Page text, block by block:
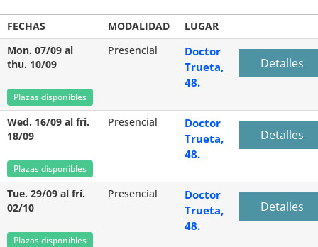
FECHAS MODALIDAD
LUGAR
Mon. 07/09 al
thu. 10/09
Plazas disponibles
Presencial
Doctor
Trueta,
48.
Detalles
Wed. 16/09 al fri.
18/09
Plazas disponibles
Presencial
Doctor
Trueta,
48.
Detalles
Tue. 29/09 al fri.
02/10
Plazas disponibles
Presencial
Doctor
Trueta,
48.
Detalles